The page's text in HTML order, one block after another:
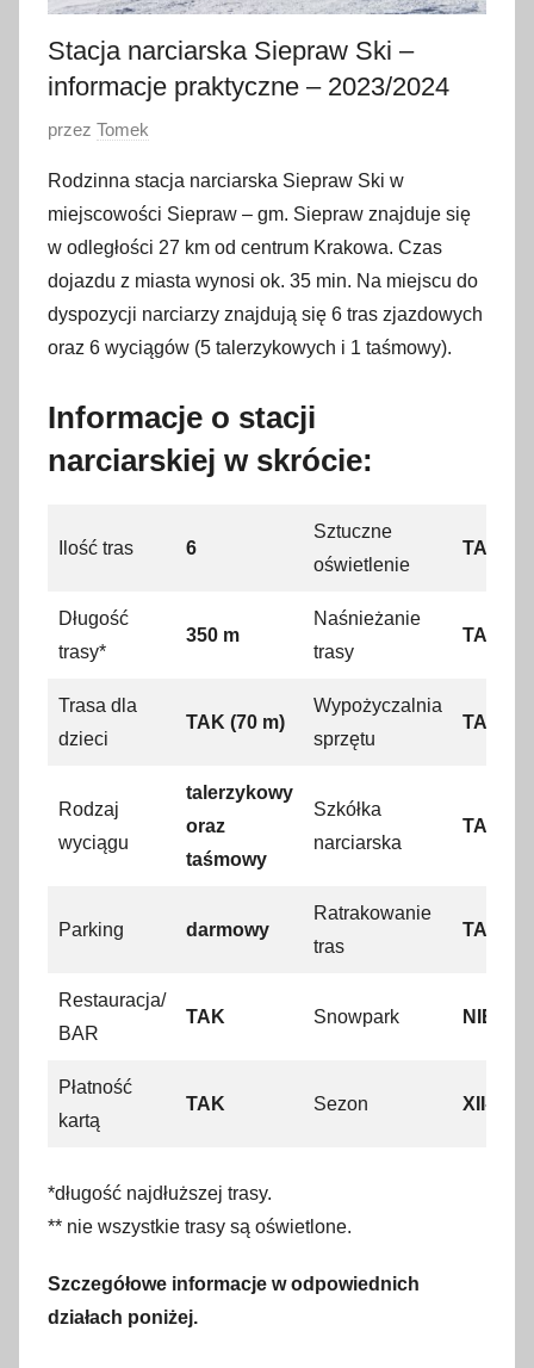
Stacja narciarska Siepraw Ski –
informacje praktyczne – 2023/2024
O
u
b
l
i
k
o
a
o
przez Tomek
Rodzinna stacja narciarska Siepraw Ski w
miejscowości Siepraw – gm. Siepraw znajduje się
w odległości 27 km od centrum Krakowa. Czas
dojazdu z miasta wynosi ok. 35 min. Na miejscu do
dyspozycji narciarzy znajdują się 6 tras zjazdowych
oraz 6 wyciągów (5 talerzykowych i 1 taśmowy).
Informacje o stacji
narciarskiej w skrócie:
Ilość tras 6
Sztuczne
oświetlenie
TAK
Długość
trasy*
350 m
Naśnieżanie
trasy
TAK
Trasa dla
dzieci
TAK (70 m)
Wypożyczalnia
sprzętu
TAK
Rodzaj
wyciągu
talerzykowy
oraz
taśmowy
Szkółka
narciarska
TAK
Parking darmowy
Ratrakowanie
tras
TAK
Restauracja/
BAR
TAK Snowpark NIE
Płatność
kartą
TAK Sezon XII-III
*długość najdłuższej trasy.
** nie wszystkie trasy są oświetlone.
Szczegółowe informacje w odpowiednich
działach poniżej.